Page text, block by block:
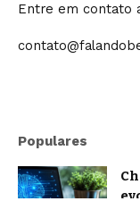
Entre em contato
Populares